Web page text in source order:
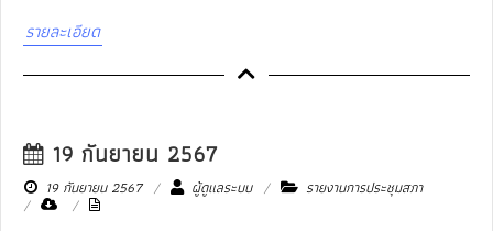
รายละเอียด
19 กันยายน 2567
19 กันยายน 2567 ผู้ดูแลระบบ รายงานการประชุมสภา